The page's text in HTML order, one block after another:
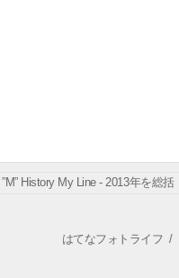
”M” History My Line - 2013年を総括
はてなフォトライフ /